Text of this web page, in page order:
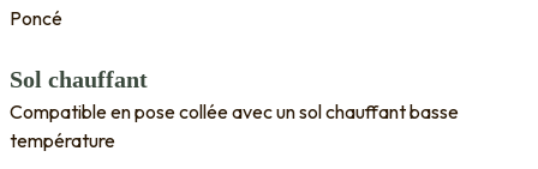
Poncé
Sol chauffant
Compatible en pose collée avec un sol chauffant basse
température